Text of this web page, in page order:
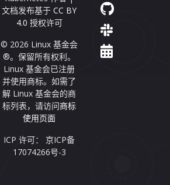
文档发布基于 CC BY
4.0 授权许可
© 2026 Linux 基金会
®。保留所有权利。
Linux 基金会已注册
并使用商标。如需了
解 Linux 基金会的商
标列表，请访问商标
使用页面
ICP 许可： 京ICP备
17074266号-3